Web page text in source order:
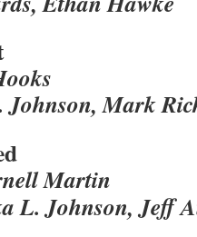
Mark
Martin
L. Johnson, Jeff